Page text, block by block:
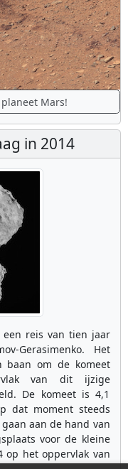
Mars!
in 2014
een reis van tien jaar
Gerasimenko. Het
baan om de komeet
van dit ijzige
De komeet is 4,1
dat moment steeds
aan de hand van
voor de kleine
op het oppervlak van